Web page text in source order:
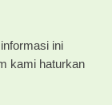
ini
kami haturkan